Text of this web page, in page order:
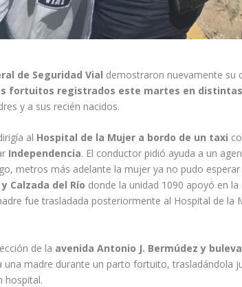
de Seguridad Vial demostraron nuevamente su
fortuitos registrados este martes en
y a sus recién nacidos.
al Hospital de la Mujer a bordo de un taxi
Independencia. El conductor pidió ayuda a un
metros más adelante la mujer ya no pudo
Calzada del Río donde la unidad 1090 apoyó en
fue trasladada posteriormente al Hospital de la
de la avenida Antonio J. Bermúdez y
una madre durante un parto fortuito, trasladándola
hospital.